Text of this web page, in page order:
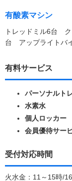
有酸素マシン
トレッドミル6台
台 アップライトバ
有料サービス
パーソナルト
水素水
個人ロッカー
会員優待サー
受付対応時間
火水金：11～15時/